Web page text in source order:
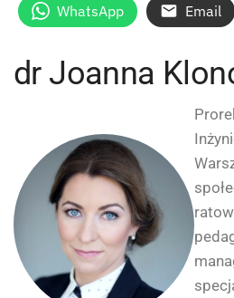
WhatsApp Email
dr Joanna